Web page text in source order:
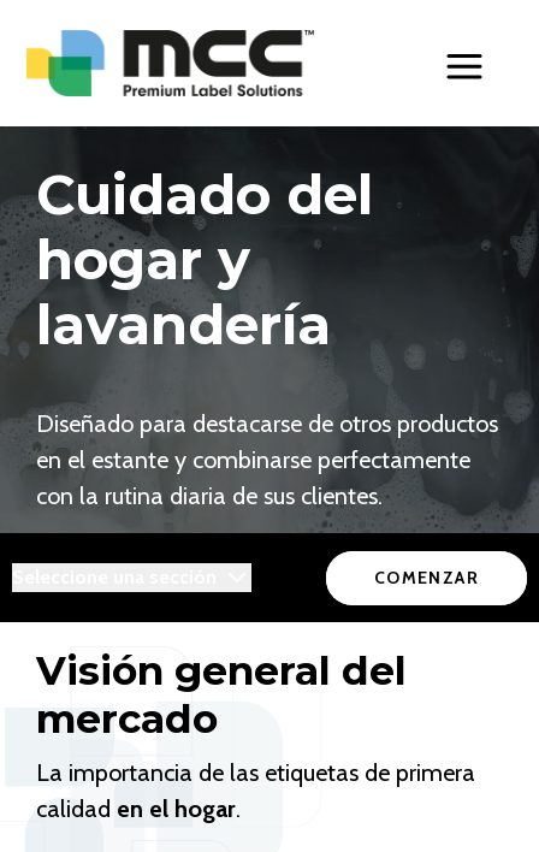
Cuidado del
hogar y
lavandería
Diseñado para destacarse de otros productos
en el estante y combinarse perfectamente
con la rutina diaria de sus clientes.
COMENZAR
Visión general del
mercado
La importancia de las etiquetas de primera
calidad en el hogar.